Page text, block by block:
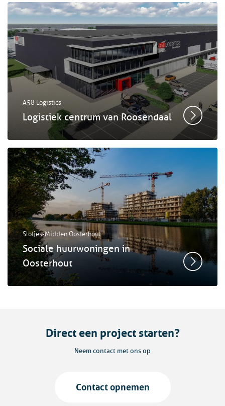
A58 Logistics
Logistiek centrum van Roosendaal
Slotjes-Midden Oosterhout
Sociale huurwoningen in
Oosterhout
Direct een project starten?
Neem contact met ons op
Contact opnemen